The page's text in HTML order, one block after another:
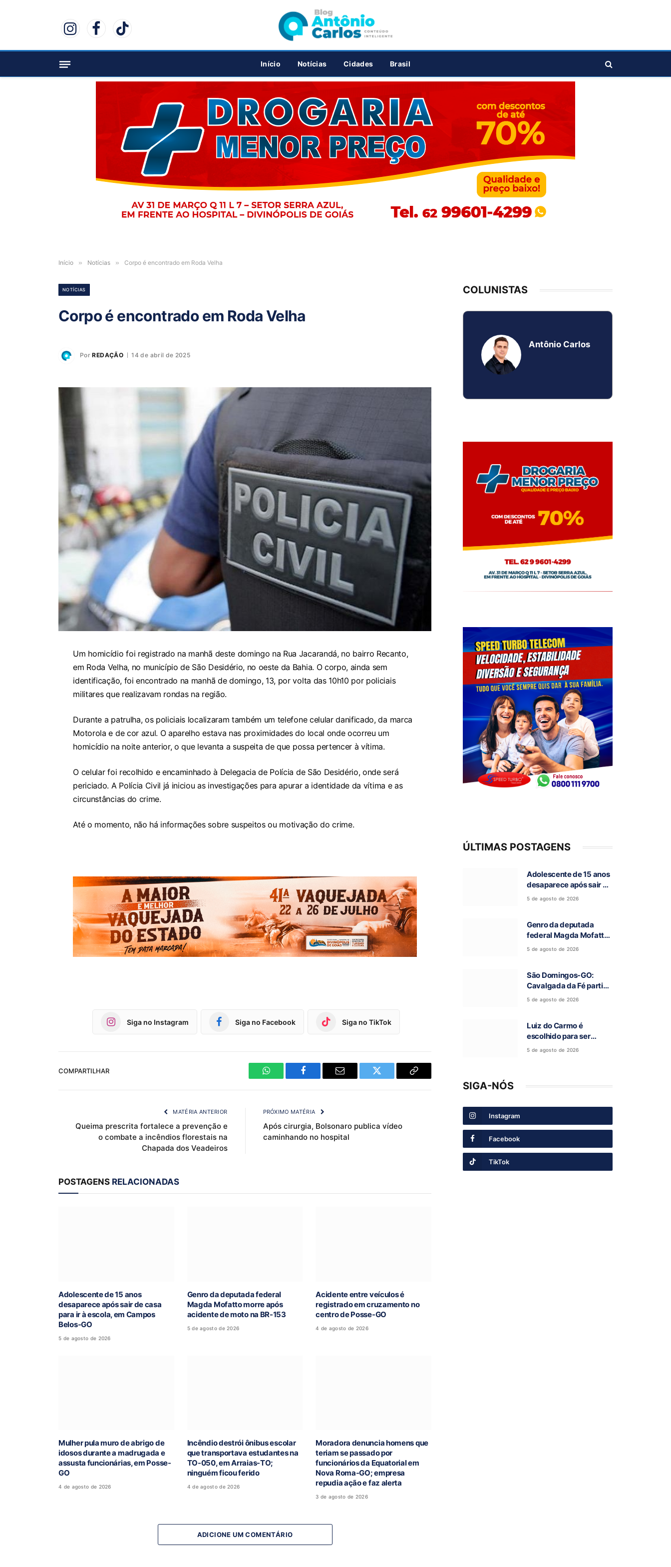
InstagramFacebookTikTok
Início Notícias Cidades Brasil
PUBLICIDADE
Início » Notícias » Corpo é encontrado em Roda Velha
NOTÍCIAS
Corpo é encontrado em Roda Velha
Por REDAÇÃO 14 de abril de 2025
Um homicídio foi registrado na manhã deste domingo na Rua Jacarandá, no bairro Recanto,
em Roda Velha, no município de São Desidério, no oeste da Bahia. O corpo, ainda sem
identificação, foi encontrado na manhã de domingo, 13, por volta das 10h10 por policiais
militares que realizavam rondas na região.
Durante a patrulha, os policiais localizaram também um telefone celular danificado, da marca
Motorola e de cor azul. O aparelho estava nas proximidades do local onde ocorreu um
homicídio na noite anterior, o que levanta a suspeita de que possa pertencer à vítima.
O celular foi recolhido e encaminhado à Delegacia de Polícia de São Desidério, onde será
periciado. A Polícia Civil já iniciou as investigações para apurar a identidade da vítima e as
circunstâncias do crime.
Até o momento, não há informações sobre suspeitos ou motivação do crime.
Siga no Instagram Siga no Facebook Siga no TikTok
COMPARTILHAR
WhatsAppFacebook Email Twitter
Copy
MATÉRIA ANTERIOR
Queima prescrita fortalece a prevenção e
o combate a incêndios florestais na
Chapada dos Veadeiros
PRÓXIMO MATÉRIA
Após cirurgia, Bolsonaro publica vídeo
caminhando no hospital
POSTAGENS RELACIONADAS
Adolescente de 15 anos
desaparece após sair de casa
para ir à escola, em Campos
Belos-GO
5 de agosto de 2026
Genro da deputada federal
Magda Mofatto morre após
acidente de moto na BR-153
5 de agosto de 2026
Acidente entre veículos é
registrado em cruzamento no
centro de Posse-GO
4 de agosto de 2026
Mulher pula muro de abrigo de
idosos durante a madrugada e
assusta funcionárias, em Posse-
GO
4 de agosto de 2026
Incêndio destrói ônibus escolar
que transportava estudantes na
TO-050, em Arraias-TO;
ninguém ficou ferido
4 de agosto de 2026
Moradora denuncia homens que
teriam se passado por
funcionários da Equatorial em
Nova Roma-GO; empresa
repudia ação e faz alerta
3 de agosto de 2026
ADICIONE UM COMENTÁRIO
COLUNISTAS
Antônio Carlos
ÚLTIMAS POSTAGENS
Adolescente de 15 anos
desaparece após sair de
casa para ir à escola, em
5 de agosto de 2026
Genro da deputada
federal Magda Mofatto
morre após acidente de
5 de agosto de 2026
São Domingos-GO:
Cavalgada da Fé partiu
rumo a Terra Ronca e
5 de agosto de 2026
Luiz do Carmo é
escolhido para ser
candidato a vice-
5 de agosto de 2026
SIGA-NÓS
Instagram
Facebook
TikTok